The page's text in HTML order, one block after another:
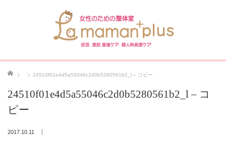
ホーム 24510f01e4d5a55046c2d0b5280561b2_l – コピー
24510f01e4d5a55046c2d0b5280561b2_l – コ
ピー
2017.10.11